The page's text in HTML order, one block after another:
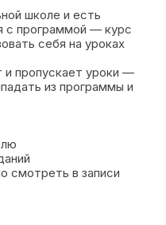
школе и есть
с программой — курс
себя на уроках
и пропускает уроки —
из программы и
смотреть в записи